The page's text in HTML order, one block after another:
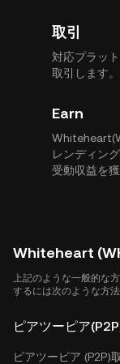
取引
対応プラッ
取引します。
Earn
レンディン
受動収益を獲
Whiteheart
上記のような一般的な
するには次のような方法
ピアツーピア
ピアツーピア (P2P)